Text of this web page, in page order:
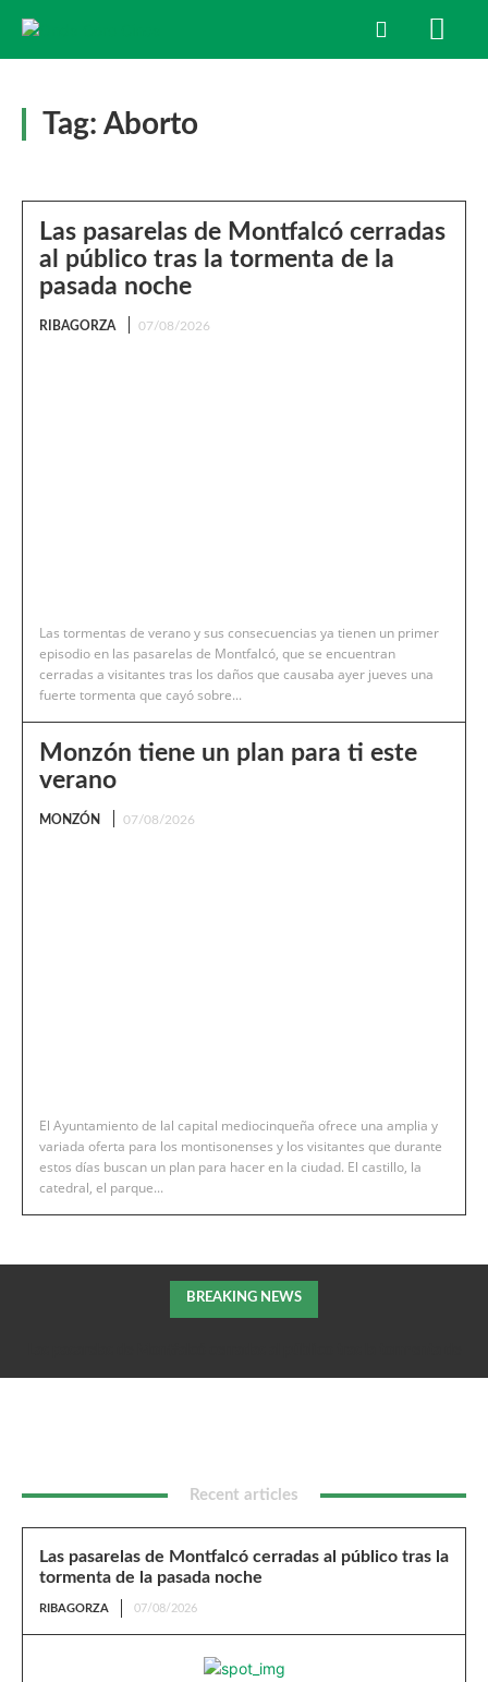
Tag: Aborto
Las pasarelas de Montfalcó cerradas
al público tras la tormenta de la
pasada noche
RIBAGORZA 07/08/2026
Las tormentas de verano y sus consecuencias ya tienen un primer
episodio en las pasarelas de Montfalcó, que se encuentran
cerradas a visitantes tras los daños que causaba ayer jueves una
fuerte tormenta que cayó sobre...
Monzón tiene un plan para ti este
verano
MONZÓN 07/08/2026
El Ayuntamiento de lal capital mediocinqueña ofrece una amplia y
variada oferta para los montisonenses y los visitantes que durante
estos días buscan un plan para hacer en la ciudad. El castillo, la
catedral, el parque...
BREAKING NEWS
Recent articles
Las pasarelas de Montfalcó cerradas al público tras la
tormenta de la pasada noche
RIBAGORZA 07/08/2026